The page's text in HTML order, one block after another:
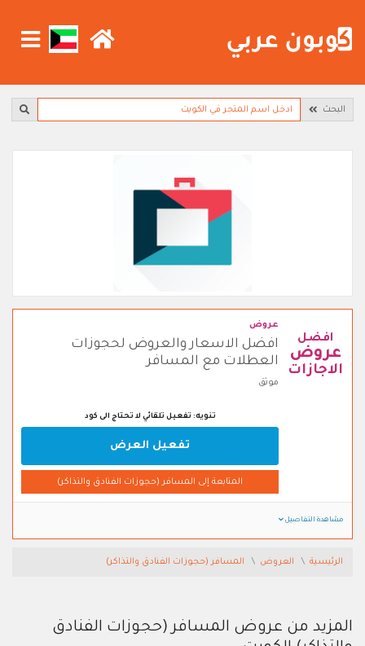
البحث
افضل
عروض
الاجازات
عروض
افضل الاسعار والعروض لحجوزات
العطلات مع المسافر
موثق
تنويه: تفعيل تلقائي لا تحتاج الى كود
تفعيل العرض
المتابعة إلى المسافر (حجوزات الفنادق والتذاكر)
مشاهدة التفاصيل
الرئيسية العروض المسافر (حجوزات الفنادق والتذاكر)
المزيد من عروض المسافر (حجوزات الفنادق